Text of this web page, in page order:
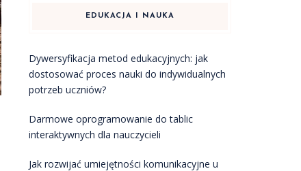
EDUKACJA I NAUKA
Dywersyfikacja metod edukacyjnych: jak
dostosować proces nauki do indywidualnych
potrzeb uczniów?
Darmowe oprogramowanie do tablic
interaktywnych dla nauczycieli
Jak rozwijać umiejętności komunikacyjne u